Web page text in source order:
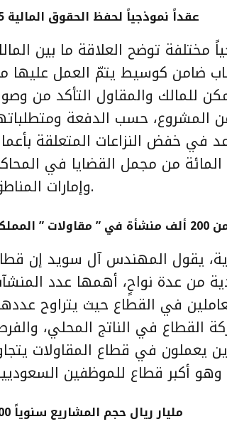
25 عقداً نموذجياً لحفظ الحقوق المالية
25 عقداً نموذجياً مختلفة توضح العلاقة ما بين
ضامن كوسيط يتمّ العمل عليها
للمالك والمقاول التأكد من
في خفض النزاعات المتعلقة
التي تصل نسبتها إلى نحو 50 في المائة من مجمل القضايا في
وإمارات المناطق.
” المملكة
يقول المهندس آل سويد إن
من عدة نواحٍ، أهمها عدد
عدد العاملين في القطاع حيث يتراوح
القطاع في الناتج المحلي،
يعملون في قطاع المقاولات
400 مليار ريال حجم المشاريع سنوياً